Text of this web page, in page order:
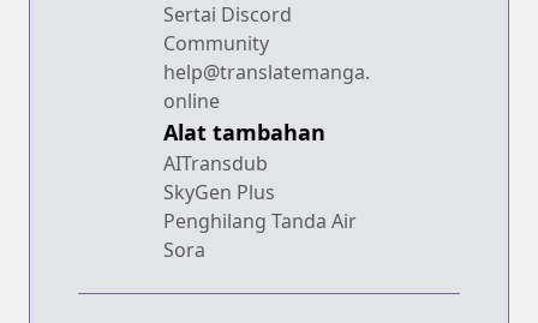
Sertai Discord
Community
help@translatemanga.
online
Alat tambahan
AITransdub
SkyGen Plus
Penghilang Tanda Air
Sora